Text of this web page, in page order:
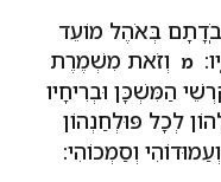
בְּאֹהֶל מוֹעֵד
מ וְזֹאת מִשְׁמֶרֶת
הַמִּשְׁכָּן וּבְרִיחָיו
לְכָל פּוּלְחַנְהוֹן
וְסַמְכוֹהִי: